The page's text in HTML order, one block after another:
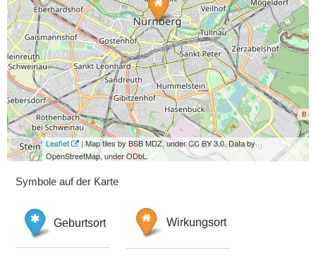
Leaflet
| Map tiles by BSB MDZ, under CC BY 3.0. Data by
OpenStreetMap, under ODbL.
Symbole auf der Karte
Geburtsort Wirkungsort